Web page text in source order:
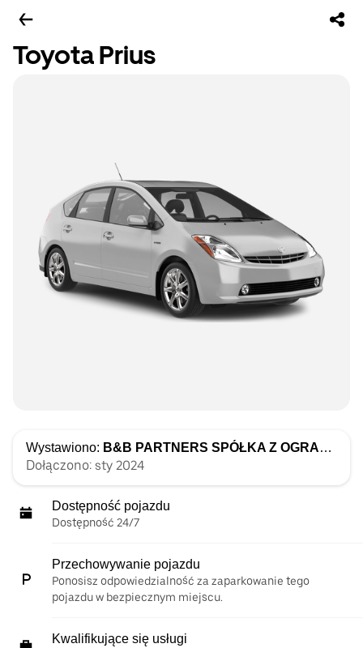
Toyota Prius
Wystawiono: B&B PARTNERS SPÓŁKA Z OGRANICZONĄ ODPOWIEDZIALNOŚCIĄ
Dołączono: sty 2024
Dostępność pojazdu
Dostępność 24/7
Przechowywanie pojazdu
Ponosisz odpowiedzialność za zaparkowanie tego
pojazdu w bezpiecznym miejscu.
Kwalifikujące się usługi